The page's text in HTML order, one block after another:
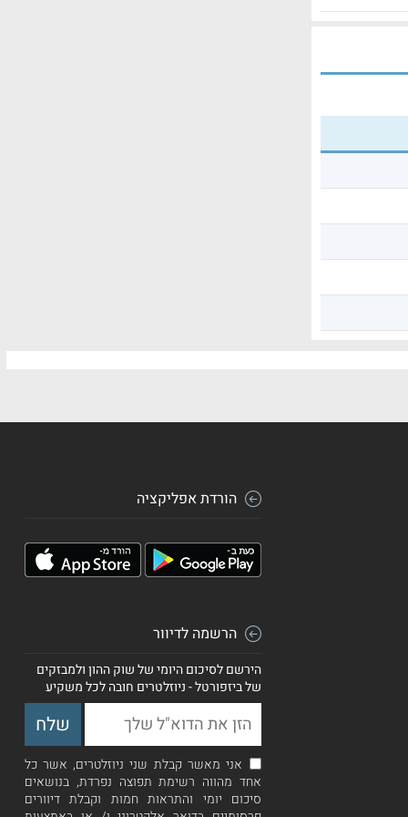
הורדת אפליקציה
הרשמה לדיוור
הירשם לסיכום היומי של שוק ההון ולמבזקים
של ביזפורטל - ניוזלטרים חובה לכל משקיע
אני מאשר קבלת שני ניוזלטרים, אשר כל
אחד מהווה רשימת תפוצה נפרדת, בנושאים
סיכום יומי והתראות חמות וקבלת דיוורים